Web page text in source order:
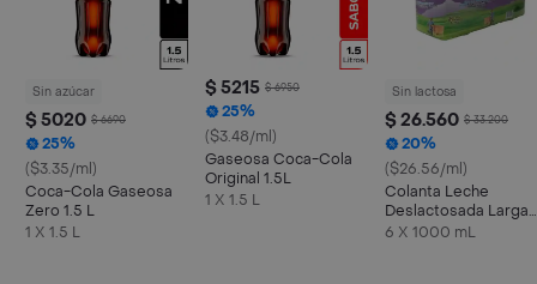
Sin azúcar
$ 5020 $ 6690
25%
($3.35/ml)
Coca-Cola Gaseosa
Zero 1.5 L
1 X 1.5 L
$ 5215 $ 6950
25%
($3.48/ml)
Gaseosa Coca-Cola
Original 1.5L
1 X 1.5 L
Sin lactosa
$ 26.560 $ 33.200
20%
($26.56/ml)
Colanta Leche
Deslactosada Larga
Vida
6 X 1000 mL